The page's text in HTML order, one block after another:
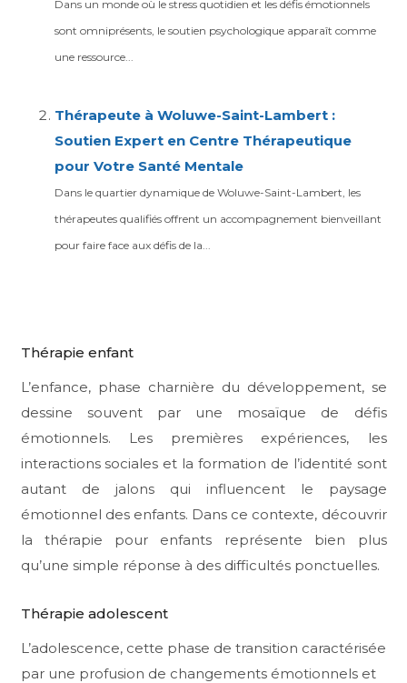
Dans un monde où le stress quotidien et les défis émotionnels
sont omniprésents, le soutien psychologique apparaît comme
une ressource...
Thérapeute à Woluwe-Saint-Lambert :
Soutien Expert en Centre Thérapeutique
pour Votre Santé Mentale
Dans le quartier dynamique de Woluwe-Saint-Lambert, les
thérapeutes qualifiés offrent un accompagnement bienveillant
pour faire face aux défis de la...
Thérapie enfant
L’enfance, phase charnière du développement, se
dessine souvent par une mosaïque de défis
émotionnels. Les premières expériences, les
interactions sociales et la formation de l’identité sont
autant de jalons qui influencent le paysage
émotionnel des enfants. Dans ce contexte, découvrir
la thérapie pour enfants représente bien plus
qu’une simple réponse à des difficultés ponctuelles.
Thérapie adolescent
L’adolescence, cette phase de transition caractérisée
par une profusion de changements émotionnels et